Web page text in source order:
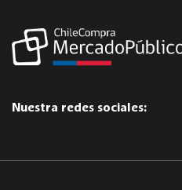
Nuestra redes sociales: